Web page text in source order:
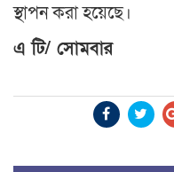
স্থাপন করা হয়েছে।
এ টি/ সোমবার